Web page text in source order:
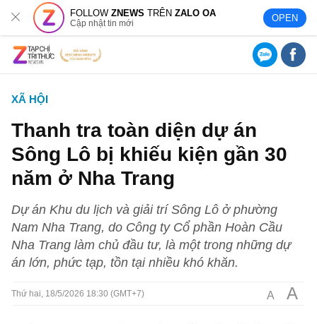
FOLLOWZNEWS TRÊNZALO OA
Cập nhật tin mới OPEN
XÃ HỘI
Thanh tra toàn diện dự án
Sông Lô bị khiếu kiện gần 30
năm ở Nha Trang
Dự án Khu du lịch và giải trí Sông Lô ở phường
Nam Nha Trang, do Công ty Cổ phần Hoàn Cầu
Nha Trang làm chủ đầu tư, là một trong những dự
án lớn, phức tạp, tồn tại nhiều khó khăn.
Thứ hai, 18/5/2026 18:30 (GMT+7) A A